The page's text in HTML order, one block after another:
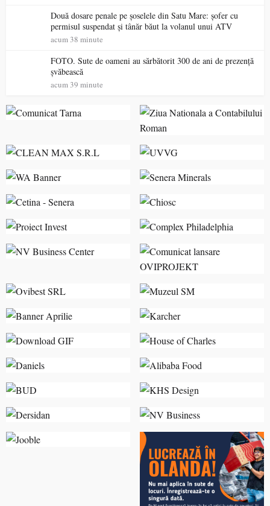
Două dosare penale pe șoselele din Satu Mare: șofer cu
permisul suspendat și tânăr băut la volanul unui ATV
acum 38 minute
FOTO. Sute de oameni au sărbătorit 300 de ani de prezență
șvăbească
acum 39 minute